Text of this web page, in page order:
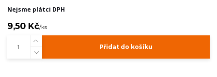
Nejsme plátci DPH
9,50 Kč/ks
Přidat do košíku